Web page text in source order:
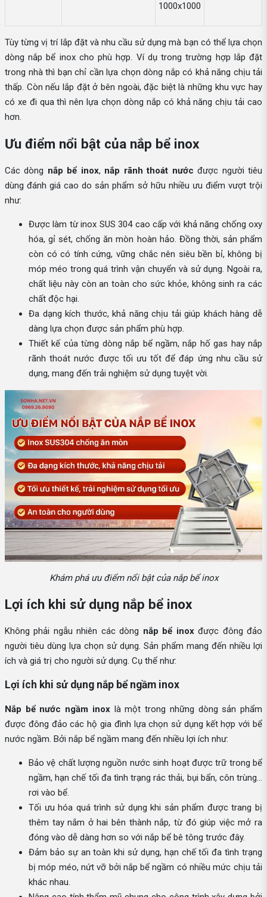
1000x1000
Tùy từng vị trí lắp đặt và nhu cầu sử dụng mà bạn có thể lựa chọn
dòng nắp bể inox cho phù hợp. Ví dụ trong trường hợp lắp đặt
trong nhà thì bạn chỉ cần lựa chọn dòng nắp có khả năng chịu tải
thấp. Còn nếu lắp đặt ở bên ngoài, đặc biệt là những khu vực hay
có xe đi qua thì nên lựa chọn dòng nắp có khả năng chịu tải cao
hơn.
Ưu điểm nổi bật của nắp bể inox
Các dòng nắp bể inox, nắp rãnh thoát nước được người tiêu
dùng đánh giá cao do sản phẩm sở hữu nhiều ưu điểm vượt trội
như:
Được làm từ inox SUS 304 cao cấp với khả năng chống oxy
hóa, gỉ sét, chống ăn mòn hoàn hảo. Đồng thời, sản phẩm
còn có có tính cứng, vững chắc nên siêu bền bỉ, không bị
móp méo trong quá trình vận chuyển và sử dụng. Ngoài ra,
chất liệu này còn an toàn cho sức khỏe, không sinh ra các
chất độc hại.
Đa dạng kích thước, khả năng chịu tải giúp khách hàng dễ
dàng lựa chọn được sản phẩm phù hợp.
Thiết kế của từng dòng nắp bể ngầm, nắp hố gas hay nắp
rãnh thoát nước được tối ưu tốt để đáp ứng nhu cầu sử
dụng, mang đến trải nghiệm sử dụng tuyệt vời.
Khám phá ưu điểm nổi bật của nắp bể inox
Lợi ích khi sử dụng nắp bể inox
Không phải ngẫu nhiên các dòng nắp bể inoxđược đông đảo
người tiêu dùng lựa chọn sử dụng. Sản phẩm mang đến nhiều lợi
ích và giá trị cho người sử dụng. Cụ thể như:
Lợi ích khi sử dụng nắp bể ngầm inox
Nắp bể nước ngầm inoxlà một trong những dòng sản phẩm
được đông đảo các hộ gia đình lựa chọn sử dụng kết hợp với bể
nước ngầm. Bởi nắp bể ngầm mang đến nhiều lợi ích như:
Bảo vệ chất lượng nguồn nước sinh hoạt được trữ trong bể
ngầm, hạn chế tối đa tình trạng rác thải, bụi bẩn, côn trùng…
rơi vào bể.
Tối ưu hóa quá trình sử dụng khi sản phẩm được trang bị
thêm tay nắm ở hai bên thành nắp, từ đó giúp việc mở ra
đóng vào dễ dàng hơn so với nắp bể bê tông trước đây.
Đảm bảo sự an toàn khi sử dụng, hạn chế tối đa tình trạng
bị móp méo, nứt vỡ bởi nắp bể ngầm có nhiều mức chịu tải
khác nhau.